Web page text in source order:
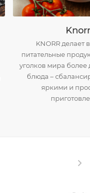
Knorr
KNORR делает
питательные
уголков мира более
блюда –
яркими и